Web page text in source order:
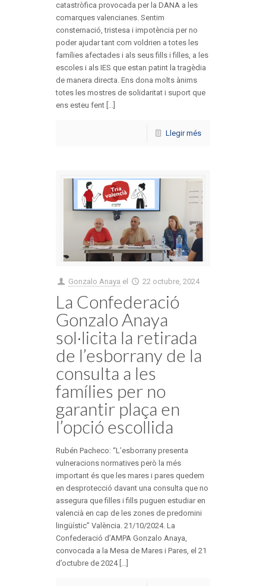
catastròfica provocada per la DANA a les
comarques valencianes. Sentim
consternació, tristesa i impotència per no
poder ajudar tant com voldrien a totes les
famílies afectades i als seus fills i filles, a les
escoles i als IES que estan patint la tragèdia
de manera directa. Ens dona molts ànims
totes les mostres de solidaritat i suport que
ens esteu fent [...]
Llegir més
Gonzalo Anaya el 22 octubre, 2024
La Confederació
Gonzalo Anaya
sol·licita la retirada
de l’esborrany de la
consulta a les
famílies per no
garantir plaça en
l’opció escollida
Rubén Pacheco: “L’esborrany presenta
vulneracions normatives però la més
important és que les mares i pares quedem
en desprotecció davant una consulta que no
assegura que filles i fills puguen estudiar en
valencià en cap de les zones de predomini
lingüístic” València. 21/10/2024. La
Confederació d’AMPA Gonzalo Anaya,
convocada a la Mesa de Mares i Pares, el 21
d’octubre de 2024 [...]